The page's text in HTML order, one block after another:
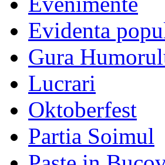
Evidenta
Gura
Lucrari
Oktoberfest
Partia Soimul